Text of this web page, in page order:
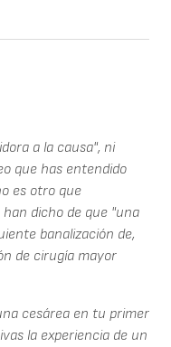
a la causa", ni
que has entendido
es otro que
dicho de que "una
banalización de,
de cirugía mayor
cesárea en tu primer
la experiencia de un